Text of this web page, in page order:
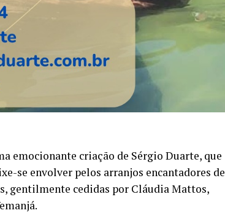
emocionante criação de Sérgio Duarte, que
se envolver pelos arranjos encantadores de
gentilmente cedidas por Cláudia Mattos,